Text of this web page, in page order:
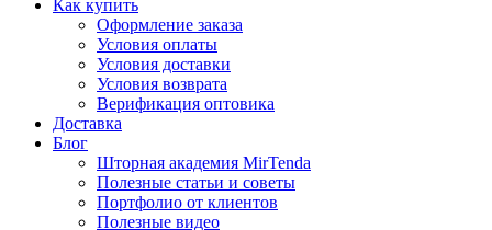
Как купить
Оформление заказа
Условия оплаты
Условия доставки
Условия возврата
Верификация оптовика
Доставка
Блог
Шторная академия MirTenda
Полезные статьи и советы
Портфолио от клиентов
Полезные видео